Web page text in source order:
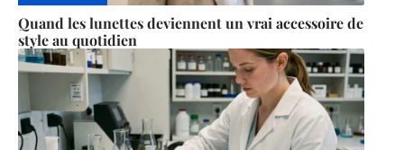
Quand les lunettes deviennent un vrai accessoire de
style au quotidien